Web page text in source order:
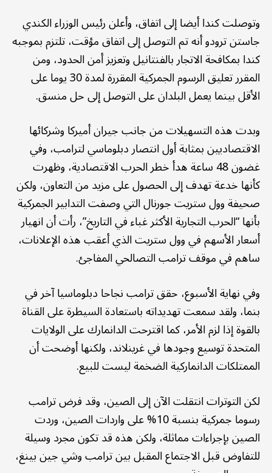
وتوصلت كندا أيضا إلى اتفاق، وأعلن رئيس الوزراء الكندي
جاستن ترودو أنه تم التوصل إلى اتفاق مؤقت، تلتزم بموجبه
كندا بمكافحة الاتجار بالفنتانيل وتعزيز أمن الحدود، ومن
المقرر تعليق الرسوم الجمركية المقررة لمدة 30 يوما على
الأقل بينما يعمل البلدان على التوصل إلى حل منسق.
وبدت هذه التسهيلات من جانب جيران أميركا وشركائها
الاقتصاديين بمثابة أول انتصار دبلوماسي لترامب، وفي
غضون 48 ساعة هدأ خطر الحرب الاقتصادية، وظهرت
كأنها خدعة تهدف إلى الحصول على مزيد من التعاون، ولكن
صحيفة وول ستريت جورنال التي وصفت التدابير الجمركية
بأنها “الحرب التجارية الأكثر غباء في التاريخ”، رأت أن انهيار
أسعار الأسهم في وول ستريت الذي أعقب هذه الإعلانات،
ساهم في موقف ترامب التصالحي المفاجئ.
وفي نهاية الأسبوع، حقق ترامب نجاحا دبلوماسيا آخر في
بنما، ولقد سمعت تهديداته باستعادة السيطرة على القناة
بالقوة إذا لزم الأمر، كما اقترحت الدانمارك على الولايات
المتحدة توسيع وجودها في غرينلاند، ولكنها أوضحت أن
الممتلكات الدانماركية الضخمة ليست للبيع.
لكن التوترات انتقلت الآن إلى الصين، وقد فرض ترامب
رسوما جمركية بنسبة 10% على واردات الصين، وردت
الصين بإجراءات مماثلة، ولكن هذه قد تكون مجرد وسيلة
للتفاوض قبل الاجتماع المقبل بين ترامب وشي جين بينغ،